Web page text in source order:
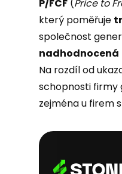
P/FCF (Price to
který poměřuje
společnost
nadhodnocená
Na rozdíl od
schopnosti firmy
zejména u firem